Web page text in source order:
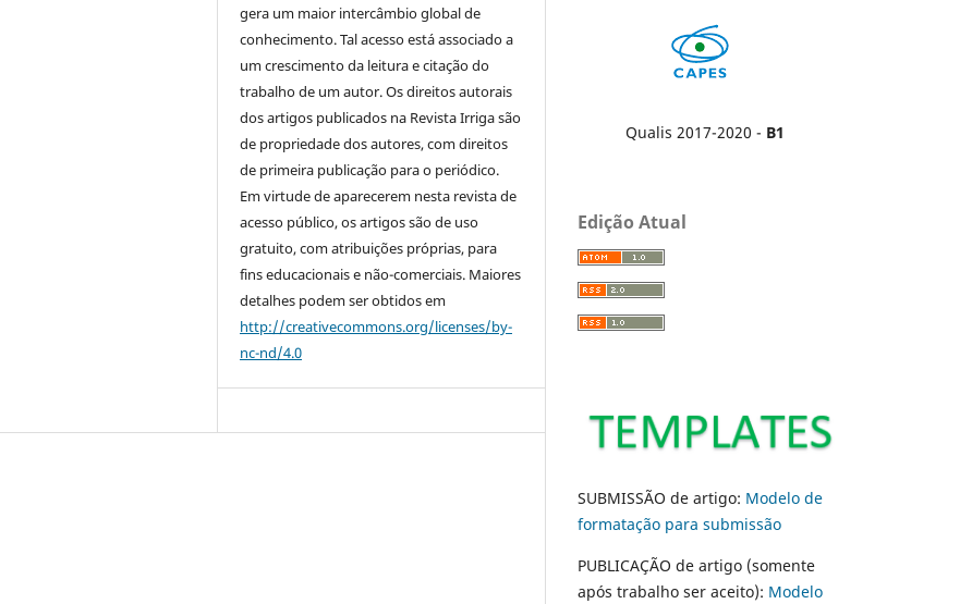
gera um maior intercâmbio global de
conhecimento. Tal acesso está associado a
um crescimento da leitura e citação do
trabalho de um autor. Os direitos autorais
dos artigos publicados na Revista Irriga são
de propriedade dos autores, com direitos
de primeira publicação para o periódico.
Em virtude de aparecerem nesta revista de
acesso público, os artigos são de uso
gratuito, com atribuições próprias, para
fins educacionais e não-comerciais. Maiores
detalhes podem ser obtidos em
http://creativecommons.org/licenses/by-
nc-nd/4.0
Qualis 2017-2020 - B1
Edição Atual
SUBMISSÃO de artigo: Modelo de
formatação para submissão
PUBLICAÇÃO de artigo (somente
após trabalho ser aceito): Modelo